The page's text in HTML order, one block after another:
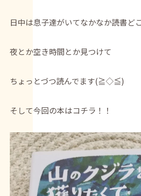
日中は息子達がいてなかなか読書ど
夜とか空き時間とか見つけて
ちょっとづつ読んでます(≧◇≦)
そして今回の本はコチラ！！